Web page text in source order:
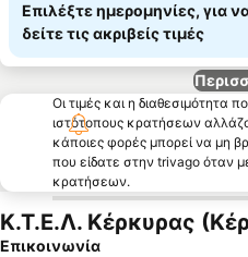
Επιλέξτε ημερομηνίες, για
δείτε τις ακριβείς τιμές
Οι τιμές και η διαθεσιμότητα
ιστότοπους κρατήσεων
κάποιες φορές μπορεί να μη
που είδατε στην trivago όταν
κρατήσεων.
Κ.Τ.Ε.Λ. Κέρκυρας
Επικοινωνία